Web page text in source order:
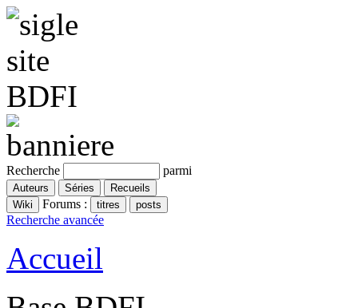
Recherche parmi
Forums :
Recherche avancée
Accueil